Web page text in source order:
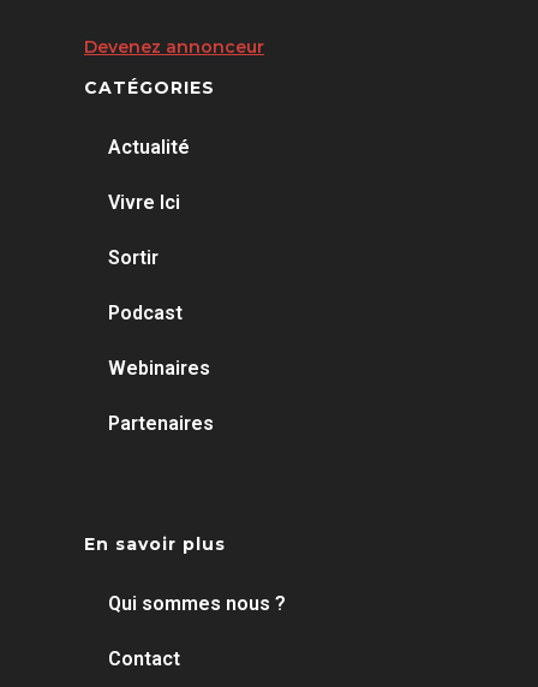
Devenez annonceur
CATÉGORIES
Actualité
Vivre Ici
Sortir
Podcast
Webinaires
Partenaires
En savoir plus
Qui sommes nous ?
Contact